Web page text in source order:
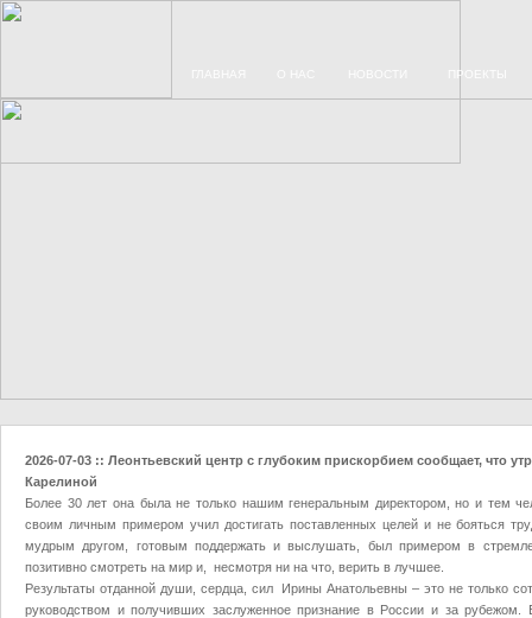
ПРОЕКТЫ
2026-07-03 :: Леонтьевский центр с глубоким прискорбием сообщает, что
Карелиной
Более 30 лет она была не только нашим генеральным директором, но и тем
своим личным примером учил достигать поставленных целей и не бояться
мудрым другом, готовым поддержать и выслушать, был примером в
позитивно смотреть на мир и, несмотря ни на что, верить в лучшее.
Результаты отданной души, сердца, сил Ирины Анатольевны – это не только
руководством и получивших заслуженное признание в России и за рубежом.